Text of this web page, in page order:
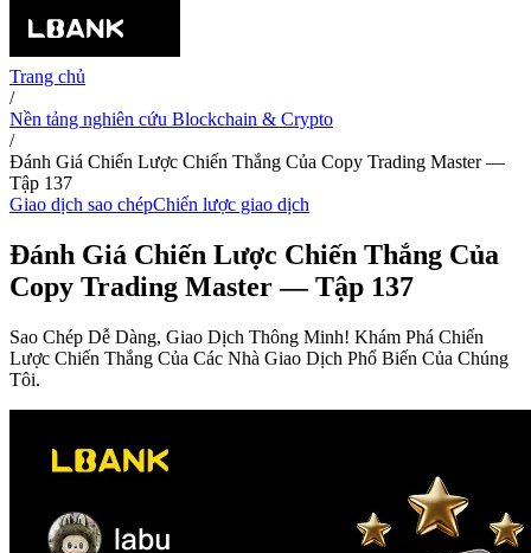
Trang chủ
/
Nền tảng nghiên cứu Blockchain & Crypto
/
Đánh Giá Chiến Lược Chiến Thắng Của Copy Trading Master —
Tập 137
Giao dịch sao chépChiến lược giao dịch
Đánh Giá Chiến Lược Chiến Thắng Của
Copy Trading Master — Tập 137
Sao Chép Dễ Dàng, Giao Dịch Thông Minh! Khám Phá Chiến
Lược Chiến Thắng Của Các Nhà Giao Dịch Phổ Biến Của Chúng
Tôi.